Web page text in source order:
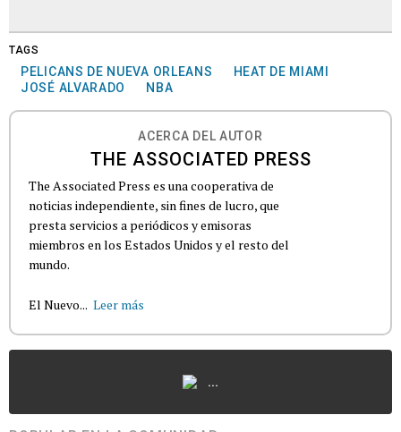
TAGS
PELICANS DE NUEVA ORLEANS
HEAT DE MIAMI
JOSÉ ALVARADO
NBA
ACERCA DEL AUTOR
THE ASSOCIATED PRESS
The Associated Press es una cooperativa de
noticias independiente, sin fines de lucro, que
presta servicios a periódicos y emisoras
miembros en los Estados Unidos y el resto del
mundo.
El Nuevo... Leer más
...